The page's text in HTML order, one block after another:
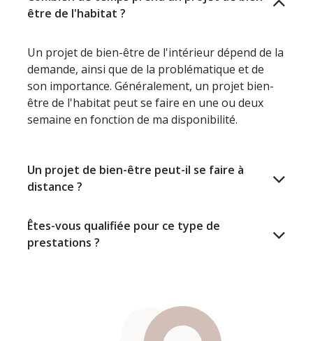
être de l'habitat ?
Un projet de bien-être de l'intérieur dépend de la
demande, ainsi que de la problématique et de
son importance. Généralement, un projet bien-
être de l'habitat peut se faire en une ou deux
semaine en fonction de ma disponibilité.
Un projet de bien-être peut-il se faire à
distance ?
Êtes-vous qualifiée pour ce type de
prestations ?